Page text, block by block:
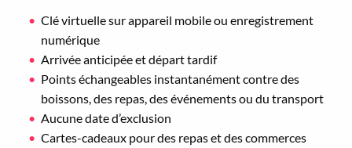
Clé virtuelle sur appareil mobile ou enregistrement
numérique
Arrivée anticipée et départ tardif
Points échangeables instantanément contre des
boissons, des repas, des événements ou du transport
Aucune date d’exclusion
Cartes-cadeaux pour des repas et des commerces